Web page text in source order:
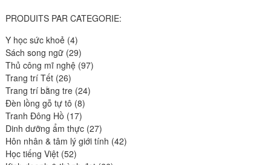
PRODUITS PAR CATEGORIE:
Y học sức khoẻ 44
produits
Sách song ngữ 2929
produits
Thủ công mĩ nghệ 9797
Trang trí Tết 2626
produits
Trang trí bằng tre 2424
Đèn lồng gỗ tự tô 88
produits
Tranh Đông Hồ 1717
produits
Dinh dưỡng ẩm thực 2727
produits
Hôn nhân & tâm lý giới tính 4242
Học tiếng Việt 5252